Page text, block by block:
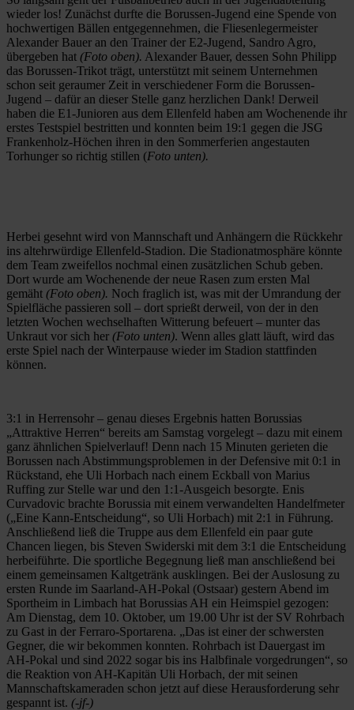
wieder los! Zunächst durfte die Borussen-Jugend eine Spende von
hochwertigen Bällen entgegennehmen, die Fliesenlegermeister
Alexander Bauer an den Trainer der E2-Jugend, Sandro Agro,
übergeben hat (Foto oben). Alexander Bauer, dessen Sohn Philipp
das Borussen-Trikot trägt, unterstützt mit seinem Unternehmen
schon seit geraumer Zeit in verschiedener Form die Borussen-
Jugend – dafür an dieser Stelle ganz herzlichen Dank! Derweil
haben die E1-Junioren aus dem Ellenfeld haben am Wochenende ihr
erstes Testspiel bestritten und konnten beim 19:1 gegen die JSG
Frankenholz-Höchen ihren in den Sommerferien angestauten
Torhunger so richtig stillen (Foto unten).
Herbei gesehnt wird von Mannschaft und Anhängern die Rückkehr
ins altehrwürdige Ellenfeld-Stadion. Die Stadionatmosphäre könnte
dem Team zweifellos nochmal einen zusätzlichen Schub geben.
Dort wurde am Wochenende der neue Rasen zum ersten Mal
gemäht (Foto oben). Noch fraglich ist, was mit der Umrandung der
Spielfläche passieren soll – dort sprießt derweil, von der in den
letzten Wochen wechselhaften Witterung befeuert – munter das
Unkraut vor sich her (Foto unten). Wenn alles glatt läuft, wird das
erste Spiel nach der Winterpause wieder im Stadion stattfinden
können.
3:1 in Herrensohr – genau dieses Ergebnis hatten Borussias
„Attraktive Herren“ bereits am Samstag vorgelegt – dazu mit einem
ganz ähnlichen Spielverlauf! Denn nach 15 Minuten gerieten die
Borussen nach Abstimmungsproblemen in der Defensive mit 0:1 in
Rückstand, ehe Uli Horbach nach einem Eckball von Marius
Ruffing zur Stelle war und den 1:1-Ausgeich besorgte. Enis
Curvadovic brachte Borussia mit einem verwandelten Handelfmeter
(„Eine Kann-Entscheidung“, so Uli Horbach) mit 2:1 in Führung.
Anschließend ließ die Truppe aus dem Ellenfeld ein paar gute
Chancen liegen, bis Steven Swiderski mit dem 3:1 die Entscheidung
herbeiführte. Die sportliche Begegnung ließ man anschließend bei
einem gemeinsamen Kaltgetränk ausklingen. Bei der Auslosung zu
ersten Runde im Saarland-AH-Pokal (Ostsaar) gestern Abend im
Sportheim in Limbach hat Borussias AH ein Heimspiel gezogen:
Am Dienstag, dem 10. Oktober, um 19.00 Uhr ist der SV Rohrbach
zu Gast in der Ferraro-Sportarena. „Das ist einer der schwersten
Gegner, die wir bekommen konnten. Rohrbach ist Dauergast im
AH-Pokal und sind 2022 sogar bis ins Halbfinale vorgedrungen“, so
die Reaktion von AH-Kapitän Uli Horbach, der mit seinen
Mannschaftskameraden schon jetzt auf diese Herausforderung sehr
gespannt ist. (-jf-)